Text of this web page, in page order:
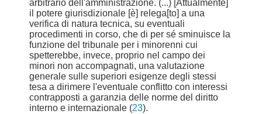
arbitrario dell'amministrazione. (...) [Attualmente]
il potere giurisdizionale [è] relega[to] a una
verifica di natura tecnica, su eventuali
procedimenti in corso, che di per sé sminuisce la
funzione del tribunale per i minorenni cui
spetterebbe, invece, proprio nel campo dei
minori non accompagnati, una valutazione
generale sulle superiori esigenze degli stessi
tesa a dirimere l'eventuale conflitto con interessi
contrapposti a garanzia delle norme del diritto
interno e internazionale (23).